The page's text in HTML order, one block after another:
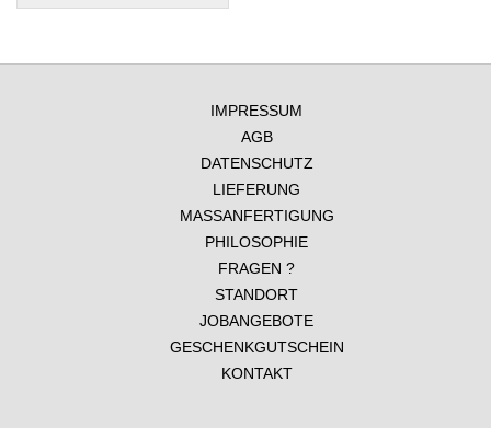
IMPRESSUM
AGB
DATENSCHUTZ
LIEFERUNG
MASSANFERTIGUNG
PHILOSOPHIE
FRAGEN ?
STANDORT
JOBANGEBOTE
GESCHENKGUTSCHEIN
KONTAKT